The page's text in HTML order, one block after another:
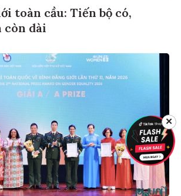
toàn cầu: Tiến bộ có,
còn dài
✕